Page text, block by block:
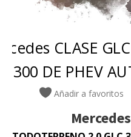
Añadir a favoritos
Mercedes